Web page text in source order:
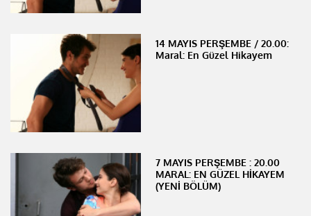
14 MAYIS PERŞEMBE / 20.00:
Maral: En Güzel Hikayem
7 MAYIS PERŞEMBE : 20.00
MARAL: EN GÜZEL HİKAYEM
(YENİ BÖLÜM)